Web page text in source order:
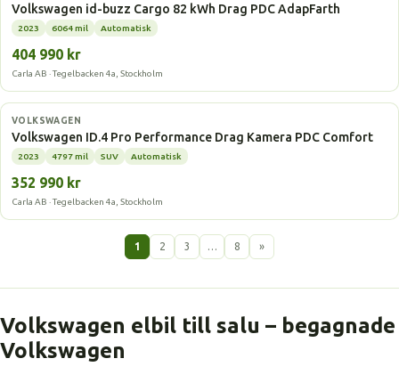
Volkswagen id-buzz Cargo 82 kWh Drag PDC AdapFarth
2023 6064 mil Automatisk
404 990 kr
Carla AB · Tegelbacken 4a, Stockholm
Elbil
VOLKSWAGEN
Volkswagen ID.4 Pro Performance Drag Kamera PDC Comfort
2023 4797 mil SUV Automatisk
352 990 kr
Carla AB · Tegelbacken 4a, Stockholm
1 2 3 … 8 »
Volkswagen elbil till salu – begagnade
Volkswagen